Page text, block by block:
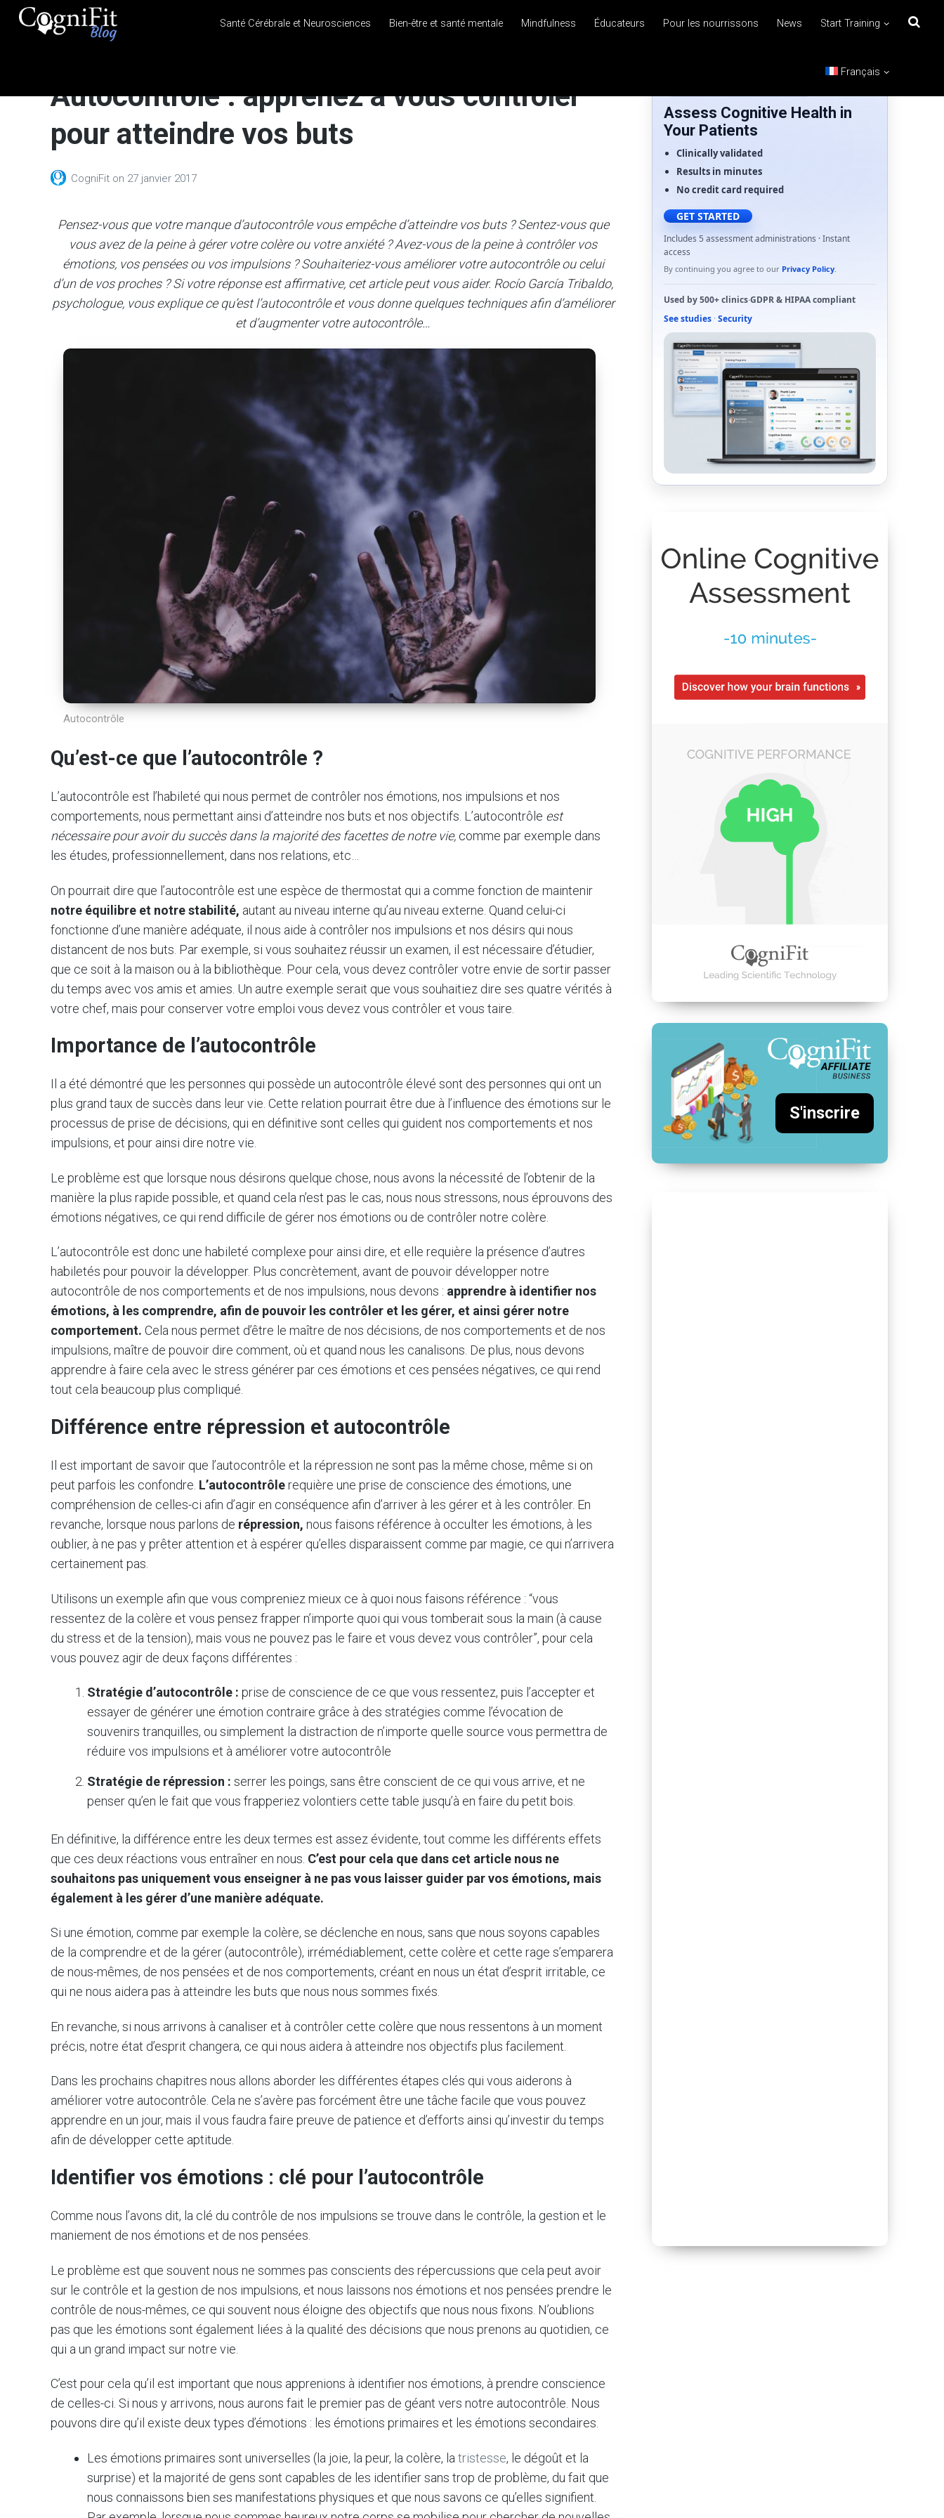
Health
Brain Training, Mental
Health, and Wellness
Santé Cérébrale et Neurosciences Bien-être et santé mentale Mindfulness Éducateurs Pour les nourrissons News Start Training
Français
Autocontrôle : apprenez à vous contrôler
pour atteindre vos buts
CogniFit on 27 janvier 2017
Pensez-vous que votre manque d’autocontrôle vous empêche d’atteindre vos buts ? Sentez-vous que
vous avez de la peine à gérer votre colère ou votre anxiété ? Avez-vous de la peine à contrôler vos
émotions, vos pensées ou vos impulsions ? Souhaiteriez-vous améliorer votre autocontrôle ou celui
d’un de vos proches ? Si votre réponse est affirmative, cet article peut vous aider. Rocío García Tribaldo,
psychologue, vous explique ce qu’est l’autocontrôle et vous donne quelques techniques afin d’améliorer
et d’augmenter votre autocontrôle…
Autocontrôle
Qu’est-ce que l’autocontrôle ?
L’autocontrôle est l’habileté qui nous permet de contrôler nos émotions, nos impulsions et nos
comportements, nous permettant ainsi d’atteindre nos buts et nos objectifs. L’autocontrôle est
nécessaire pour avoir du succès dans la majorité des facettes de notre vie, comme par exemple dans
les études, professionnellement, dans nos relations, etc…
On pourrait dire que l’autocontrôle est une espèce de thermostat qui a comme fonction de maintenir
notre équilibre et notre stabilité, autant au niveau interne qu’au niveau externe. Quand celui-ci
fonctionne d’une manière adéquate, il nous aide à contrôler nos impulsions et nos désirs qui nous
distancent de nos buts. Par exemple, si vous souhaitez réussir un examen, il est nécessaire d’étudier,
que ce soit à la maison ou à la bibliothèque. Pour cela, vous devez contrôler votre envie de sortir passer
du temps avec vos amis et amies. Un autre exemple serait que vous souhaitiez dire ses quatre vérités à
votre chef, mais pour conserver votre emploi vous devez vous contrôler et vous taire.
Importance de l’autocontrôle
Il a été démontré que les personnes qui possède un autocontrôle élevé sont des personnes qui ont un
plus grand taux de succès dans leur vie. Cette relation pourrait être due à l’influence des émotions sur le
processus de prise de décisions, qui en définitive sont celles qui guident nos comportements et nos
impulsions, et pour ainsi dire notre vie.
Le problème est que lorsque nous désirons quelque chose, nous avons la nécessité de l’obtenir de la
manière la plus rapide possible, et quand cela n’est pas le cas, nous nous stressons, nous éprouvons des
émotions négatives, ce qui rend difficile de gérer nos émotions ou de contrôler notre colère.
L’autocontrôle est donc une habileté complexe pour ainsi dire, et elle requière la présence d’autres
habiletés pour pouvoir la développer. Plus concrètement, avant de pouvoir développer notre
autocontrôle de nos comportements et de nos impulsions, nous devons : apprendre à identifier nos
émotions, à les comprendre, afin de pouvoir les contrôler et les gérer, et ainsi gérer notre
comportement. Cela nous permet d’être le maître de nos décisions, de nos comportements et de nos
impulsions, maître de pouvoir dire comment, où et quand nous les canalisons. De plus, nous devons
apprendre à faire cela avec le stress générer par ces émotions et ces pensées négatives, ce qui rend
tout cela beaucoup plus compliqué.
Différence entre répression et autocontrôle
Il est important de savoir que l’autocontrôle et la répression ne sont pas la même chose, même si on
peut parfois les confondre. L’autocontrôlerequière une prise de conscience des émotions, une
compréhension de celles-ci afin d’agir en conséquence afin d’arriver à les gérer et à les contrôler. En
revanche, lorsque nous parlons de répression, nous faisons référence à occulter les émotions, à les
oublier, à ne pas y prêter attention et à espérer qu’elles disparaissent comme par magie, ce qui n’arrivera
certainement pas.
Utilisons un exemple afin que vous compreniez mieux ce à quoi nous faisons référence : “vous
ressentez de la colère et vous pensez frapper n’importe quoi qui vous tomberait sous la main (à cause
du stress et de la tension), mais vous ne pouvez pas le faire et vous devez vous contrôler”, pour cela
vous pouvez agir de deux façons différentes :
Stratégie d’autocontrôle : prise de conscience de ce que vous ressentez, puis l’accepter et
essayer de générer une émotion contraire grâce à des stratégies comme l’évocation de
souvenirs tranquilles, ou simplement la distraction de n’importe quelle source vous permettra de
réduire vos impulsions et à améliorer votre autocontrôle
Stratégie de répression : serrer les poings, sans être conscient de ce qui vous arrive, et ne
penser qu’en le fait que vous frapperiez volontiers cette table jusqu’à en faire du petit bois.
En définitive, la différence entre les deux termes est assez évidente, tout comme les différents effets
que ces deux réactions vous entraîner en nous. C’est pour cela que dans cet article nous ne
souhaitons pas uniquement vous enseigner à ne pas vous laisser guider par vos émotions, mais
également à les gérer d’une manière adéquate.
Si une émotion, comme par exemple la colère, se déclenche en nous, sans que nous soyons capables
de la comprendre et de la gérer (autocontrôle), irrémédiablement, cette colère et cette rage s’emparera
de nous-mêmes, de nos pensées et de nos comportements, créant en nous un état d’esprit irritable, ce
qui ne nous aidera pas à atteindre les buts que nous nous sommes fixés.
En revanche, si nous arrivons à canaliser et à contrôler cette colère que nous ressentons à un moment
précis, notre état d’esprit changera, ce qui nous aidera à atteindre nos objectifs plus facilement.
Dans les prochains chapitres nous allons aborder les différentes étapes clés qui vous aiderons à
améliorer votre autocontrôle. Cela ne s’avère pas forcément être une tâche facile que vous pouvez
apprendre en un jour, mais il vous faudra faire preuve de patience et d’efforts ainsi qu’investir du temps
afin de développer cette aptitude.
Identifier vos émotions : clé pour l’autocontrôle
Comme nous l’avons dit, la clé du contrôle de nos impulsions se trouve dans le contrôle, la gestion et le
maniement de nos émotions et de nos pensées.
Le problème est que souvent nous ne sommes pas conscients des répercussions que cela peut avoir
sur le contrôle et la gestion de nos impulsions, et nous laissons nos émotions et nos pensées prendre le
contrôle de nous-mêmes, ce qui souvent nous éloigne des objectifs que nous nous fixons. N’oublions
pas que les émotions sont également liées à la qualité des décisions que nous prenons au quotidien, ce
qui a un grand impact sur notre vie.
C’est pour cela qu’il est important que nous apprenions à identifier nos émotions, à prendre conscience
de celles-ci. Si nous y arrivons, nous aurons fait le premier pas de géant vers notre autocontrôle. Nous
pouvons dire qu’il existe deux types d’émotions : les émotions primaires et les émotions secondaires.
Les émotions primaires sont universelles (la joie, la peur, la colère, latristesse, le dégoût et la
surprise) et la majorité de gens sont capables de les identifier sans trop de problème, du fait que
nous connaissons bien ses manifestations physiques et que nous savons ce qu’elles signifient.
Assess Cognitive Health in
Your Patients
Clinically validated
Results in minutes
No credit card required
GET STARTED
Includes 5 assessment administrations · Instant
access
By continuing you agree to our Privacy Policy.
Used by500+ clinics·GDPR& HIPAAcompliant
See studies · Security
S'inscrire